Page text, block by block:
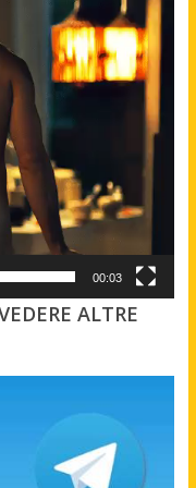
00:03
ALTRE